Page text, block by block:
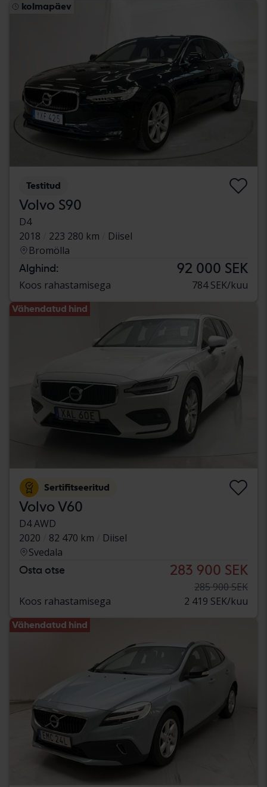
kolmapäev
Testitud
Volvo S90
D4
2018
223 280 km
Diisel
Bromölla
Alghind: 92 000 SEK
Koos rahastamisega 784 SEK/kuu
Vähendatud hind
Sertifitseeritud
Volvo V60
D4 AWD
2020
82 470 km
Diisel
Svedala
Osta otse 283 900 SEK
285 900 SEK
Koos rahastamisega
2 419 SEK/kuu
Vähendatud hind